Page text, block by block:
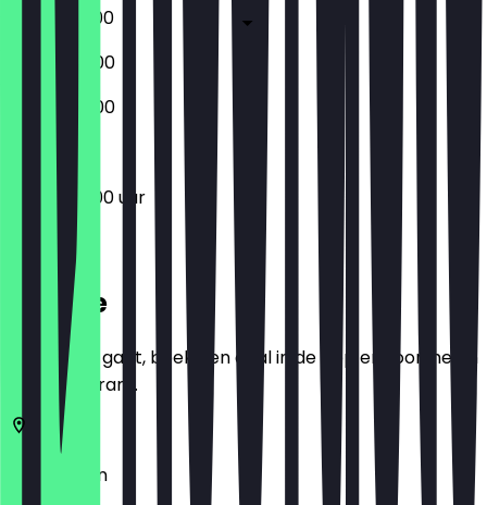
05:30 - 18:00
06:00 - 18:00
07:00 - 18:00
05:30 - 18:00 uur
Locatie
Voordat je gaat, boek een deal in de app en toon het in
het restaurant.
Berlijn